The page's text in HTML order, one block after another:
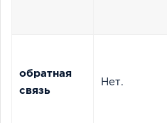
обратная
связь
Нет.